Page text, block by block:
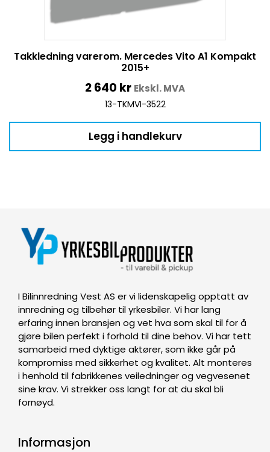
Takkledning varerom. Mercedes Vito A1 Kompakt
2015+
2 640 kr Ekskl. MVA
13-TKMVI-3522
Legg i handlekurv
I Bilinnredning Vest AS er vi lidenskapelig opptatt av
innredning og tilbehør til yrkesbiler. Vi har lang
erfaring innen bransjen og vet hva som skal til for å
gjøre bilen perfekt i forhold til dine behov. Vi har tett
samarbeid med dyktige aktører, som ikke går på
kompromiss med sikkerhet og kvalitet. Alt monteres
i henhold til fabrikkenes veiledninger og vegvesenet
sine krav. Vi strekker oss langt for at du skal bli
fornøyd.
Informasjon